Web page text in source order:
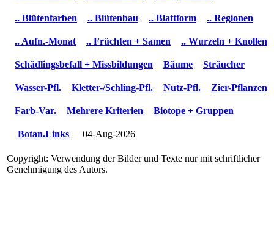
.. Blütenfarben .. Blütenbau .. Blattform .. Regionen
.. Aufn.-Monat .. Früchten + Samen .. Wurzeln + Knollen
Schädlingsbefall + Missbildungen Bäume Sträucher
Wasser-Pfl. Kletter-/Schling-Pfl. Nutz-Pfl. Zier-Pflanzen
Farb-Var. Mehrere Kriterien Biotope + Gruppen
Botan.Links 04-Aug-2026
Copyright: Verwendung der Bilder und Texte nur mit schriftlicher
Genehmigung des Autors.